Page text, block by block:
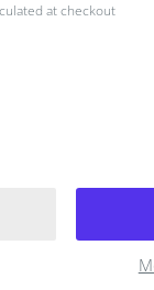
at checkout